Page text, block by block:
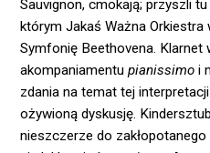
Sauvignon, cmokają; przyszli
którym Jakaś Ważna Orkiestra
Symfonię Beethovena. Klarnet
akompaniamentupianissimoi
zdania na temat tej
ożywioną dyskusję.
nieszczerze do